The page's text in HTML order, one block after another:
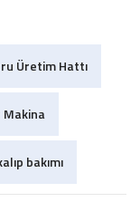
Üretim Hattı
Makina
bakımı